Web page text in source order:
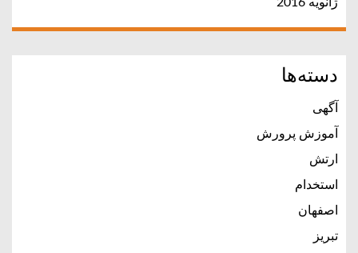
دسته‌ها
آگهی
آموزش پرورش
ارتش
استخدام
اصفهان
تبریز